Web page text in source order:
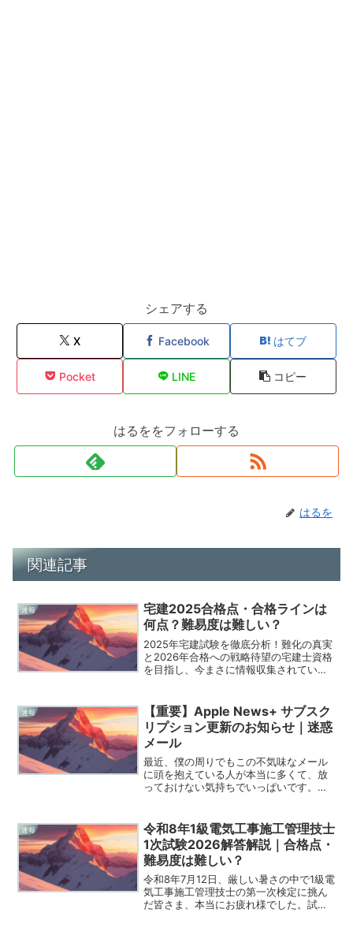
シェアする
X Facebook はてブ
Pocket LINE コピー
はるををフォローする
はるを
関連記事
速報
宅建2025合格点・合格ラインは
何点？難易度は難しい？
2025年宅建試験を徹底分析！難化の真実
と2026年合格への戦略待望の宅建士資格
を目指し、今まさに情報収集されている
うと決意されたこと、心から尊敬しま
す。特に2025年...
速報
【重要】Apple News+ サブスク
リプション更新のお知らせ｜迷惑
メール
最近、僕の周りでもこの不気味なメール
に頭を抱えている人が本当に多くて、放
っておけない気持ちでいっぱいです。件
れていたら、誰だって心臓が跳ね上がっ
てしまいますよ...
速報
令和8年1級電気工事施工管理技士
1次試験2026解答解説｜合格点・
難易度は難しい？
令和8年7月12日、厳しい暑さの中で1級電
気工事施工管理技士の第一次検定に挑ん
だ皆さま、本当にお疲れ様でした。試験